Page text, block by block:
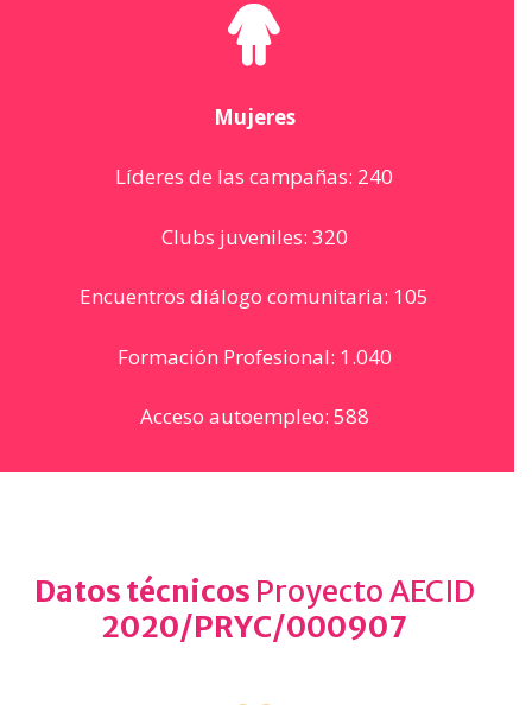
Mujeres
Líderes de las campañas: 240
Clubs juveniles: 320
Encuentros diálogo comunitaria: 105
Formación Profesional: 1.040
Acceso autoempleo: 588
Datos técnicos Proyecto AECID
2020/PRYC/000907